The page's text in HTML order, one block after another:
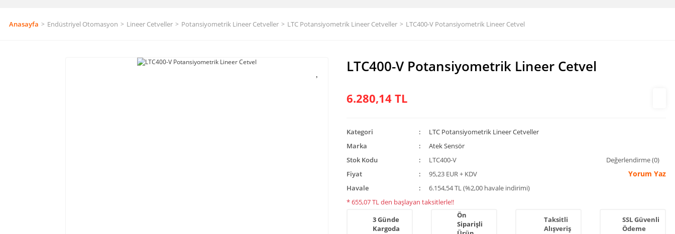
Anasayfa Endüstriyel Otomasyon Lineer Cetveller Potansiyometrik Lineer Cetveller LTC Potansiyometrik Lineer Cetveller LTC400-V Potansiyometrik Lineer Cetvel
LTC400-V Potansiyometrik Lineer Cetvel
6.280,14 TL
Kategori
LTC Potansiyometrik Lineer Cetveller
Marka
Atek Sensör
Stok Kodu
LTC400-V
Fiyat
95,23 EUR + KDV
Havale
6.154,54 TL (%2,00 havale indirimi)
* 655,07 TL den başlayan taksitlerle!!
Değerlendirme (0)
Yorum Yaz
3 Günde
Kargoda
Ön
Siparişli
Taksitli
Alışveriş
SSL Güvenli
Ödeme